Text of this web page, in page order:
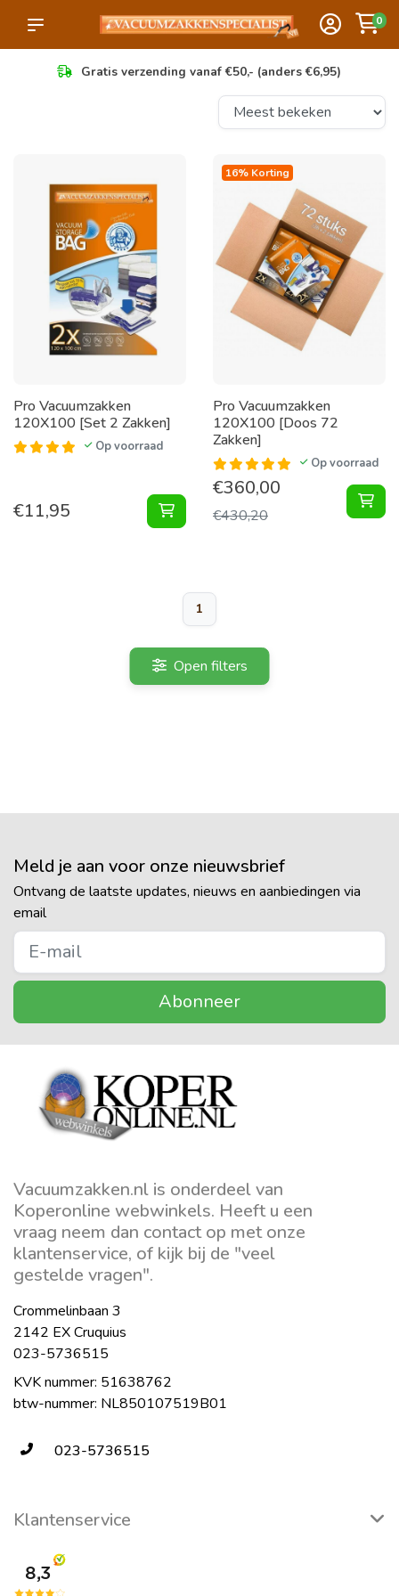
0
Gratis verzending vanaf €50,- (anders €6,95)
Pro Vacuumzakken
120X100 [Set 2 Zakken]
Op voorraad
€11,95 Vacuumzakken 120X100 [Set 2
16% Korting
Pro Vacuumzakken
120X100 [Doos 72
Zakken]
Op voorraad
€360,00
€430,20
1
Open filters
Meld je aan voor onze nieuwsbrief
Ontvang de laatste updates, nieuws en aanbiedingen via
email
Abonneer
Vacuumzakken.nl is onderdeel van
Koperonline webwinkels. Heeft u een
vraag neem dan contact op met onze
klantenservice, of kijk bij de "veel
gestelde vragen".
Crommelinbaan 3
2142 EX Cruquius
023-5736515
KVK nummer: 51638762
btw-nummer: NL850107519B01
023-5736515
Klantenservice